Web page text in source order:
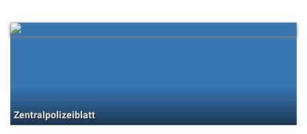
Zentralpolizeiblatt